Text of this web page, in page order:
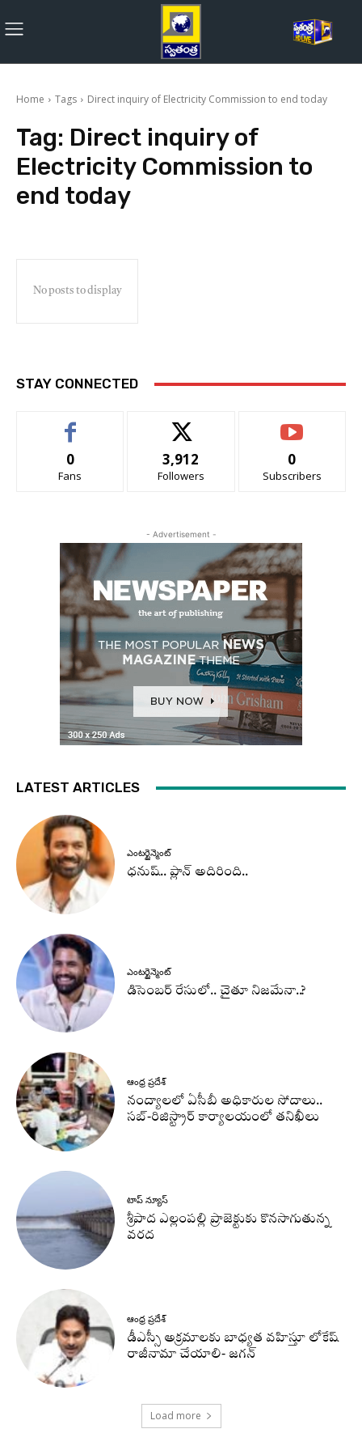
Home Tags Direct inquiry of Electricity Commission to end today
Tag: Direct inquiry of
Electricity Commission to
end today
No posts to display
STAY CONNECTED
0
Fans
3,912
Followers
0
Subscribers
- Advertisement -
LATEST ARTICLES
ఎంటర్టైన్మెంట్
ధనుష్‌.. ప్లాన్ అదిరింది..
ఎంటర్టైన్మెంట్
డిసెంబర్ రేసులో.. చైతూ నిజమేనా..?
ఆంధ్ర ప్రదేశ్
నంద్యాలలో ఏసీబీ అధికారుల సోదాలు..
సబ్-రిజిస్ట్రార్ కార్యాలయంలో తనిఖీలు
టాప్ న్యూస్
శ్రీపాద ఎల్లంపల్లి ప్రాజెక్టుకు కొనసాగుతున్న
వరద
ఆంధ్ర ప్రదేశ్
డీఎస్సీ అక్రమాలకు బాధ్యత వహిస్తూ లోకేష్‌
రాజీనామా చేయాలి- జగన్
Load more